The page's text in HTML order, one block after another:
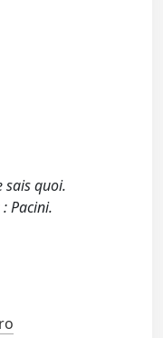
sais quoi.
Pacini.